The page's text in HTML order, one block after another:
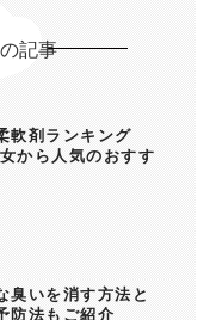
記事
軟剤ランキング
から人気のおすす
臭いを消す方法と
防法もご紹介